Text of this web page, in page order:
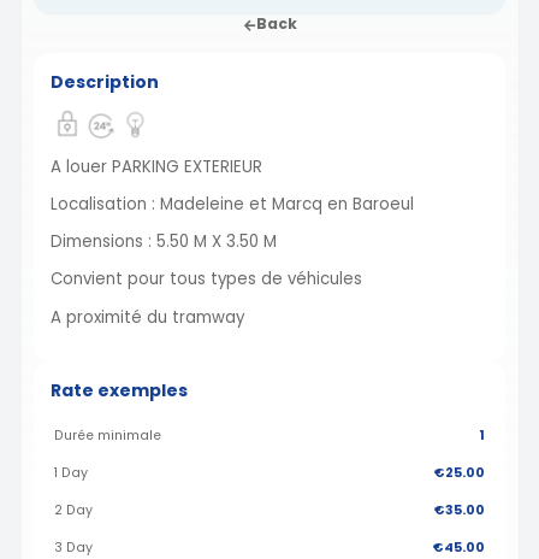
Back
Description
A louer PARKING EXTERIEUR
Localisation : Madeleine et Marcq en Baroeul
Dimensions : 5.50 M X 3.50 M
Convient pour tous types de véhicules
A proximité du tramway
Rate exemples
Durée minimale 1
1 Day €25.00
2 Day €35.00
3 Day €45.00